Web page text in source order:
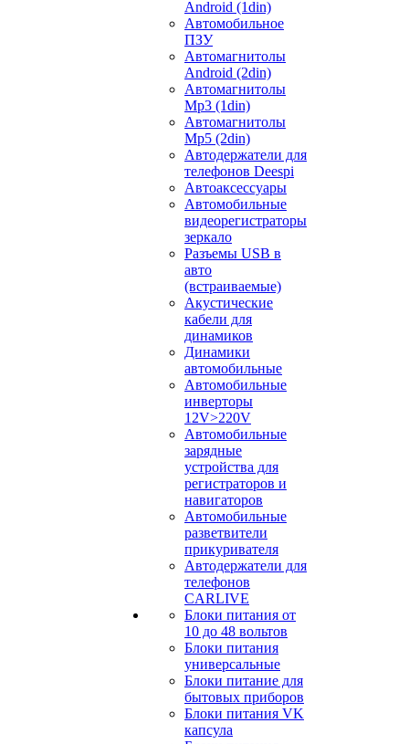
Android (1din)
Автомобильное
ПЗУ
Автомагнитолы
Android (2din)
Автомагнитолы
Mp3 (1din)
Автомагнитолы
Mp5 (2din)
Автодержатели для
телефонов Deespi
Автоаксессуары
Автомобильные
видеорегистраторы
зеркало
Разъемы USB в
авто
(встраиваемые)
Акустические
кабели для
динамиков
Динамики
автомобильные
Автомобильные
инверторы
12V>220V
Автомобильные
зарядные
устройства для
регистраторов и
навигаторов
Автомобильные
разветвители
прикуривателя
Автодержатели для
телефонов
CARLIVE
Блоки питания от
10 до 48 вольтов
Блоки питания
универсальные
Блоки питание для
бытовых приборов
Блоки питания VK
капсула